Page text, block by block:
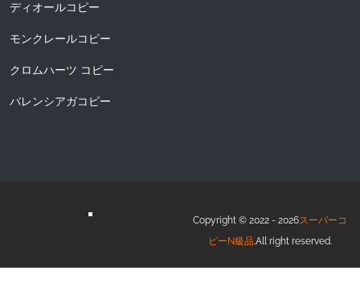
ディオールコピー
モンクレールコピー
クロムハーツ コピー
バレンシアガコピー
Copyright © 2022 - 2026スーパーコ
ピーN級品.All right reserved.